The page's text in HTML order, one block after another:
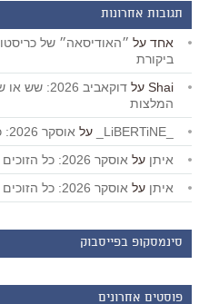
תגובות אחרונות
אחד על ״האודיסאה״ של
ביקורת
Shai על
דוקאביב 2026:
המלצות
על אוסקר 2026: כל הזוכים
איתן על אוסקר 2026: כל הזוכים
איתן על אוסקר 2026: כל הזוכים
סינמסקופ בפייסבוק
פוסטים אחרונים